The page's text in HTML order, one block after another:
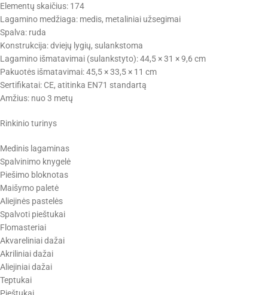
Elementų skaičius: 174
Lagamino medžiaga: medis, metaliniai užsegimai
Spalva: ruda
Konstrukcija: dviejų lygių, sulankstoma
Lagamino išmatavimai (sulankstyto): 44,5 × 31 × 9,6 cm
Pakuotės išmatavimai: 45,5 × 33,5 × 11 cm
Sertifikatai: CE, atitinka EN71 standartą
Amžius: nuo 3 metų
Rinkinio turinys
Medinis lagaminas
Spalvinimo knygelė
Piešimo bloknotas
Maišymo paletė
Aliejinės pastelės
Spalvoti pieštukai
Flomasteriai
Akvareliniai dažai
Akriliniai dažai
Aliejiniai dažai
Teptukai